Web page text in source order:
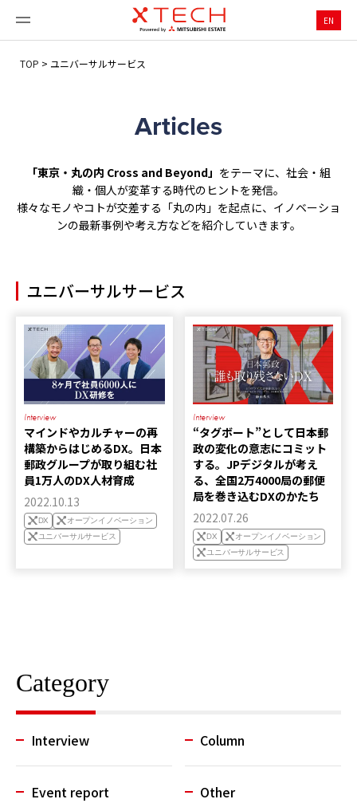
EN
TOP > ユニバーサルサービス
Articles
「東京・丸の内 Cross and Beyond」 をテーマに、社会・組
織・個人が変革する時代のヒントを発信。
様々なモノやコトが交差する「丸の内」を起点に、イノベーショ
ンの最新事例や考え方などを紹介していきます。
ユニバーサルサービス
Interview
マインドやカルチャーの再
構築からはじめるDX。日本
郵政グループが取り組む社
員1万人のDX人材育成
2022.10.13
DX
オープンイノベーション
ユニバーサルサービス
Interview
“タグボート”として日本郵
政の変化の意志にコミット
する。JPデジタルが考え
る、全国2万4000局の郵便
局を巻き込むDXのかたち
2022.07.26
DX
オープンイノベーション
ユニバーサルサービス
Category
Interview Column
Event report Other